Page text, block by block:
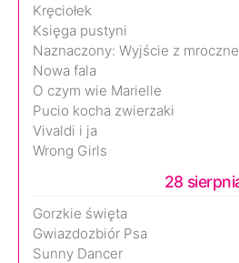
Kręciołek
Księga pustyni
Naznaczony: Wyjście z
Nowa fala
O czym wie Marielle
Pucio kocha zwierzaki
Vivaldi i ja
Wrong Girls
28
Gorzkie święta
Gwiazdozbiór Psa
Sunny Dancer